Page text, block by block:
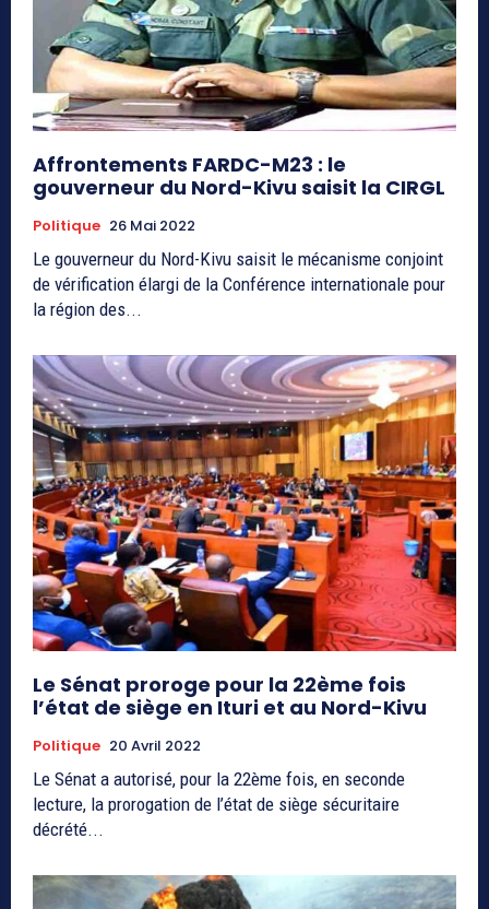
Affrontements FARDC-M23 : le
gouverneur du Nord-Kivu saisit la CIRGL
Politique 26 Mai 2022
Le gouverneur du Nord-Kivu saisit le mécanisme conjoint
de vérification élargi de la Conférence internationale pour
la région des...
Le Sénat proroge pour la 22ème fois
l’état de siège en Ituri et au Nord-Kivu
Politique 20 Avril 2022
Le Sénat a autorisé, pour la 22ème fois, en seconde
lecture, la prorogation de l’état de siège sécuritaire
décrété...